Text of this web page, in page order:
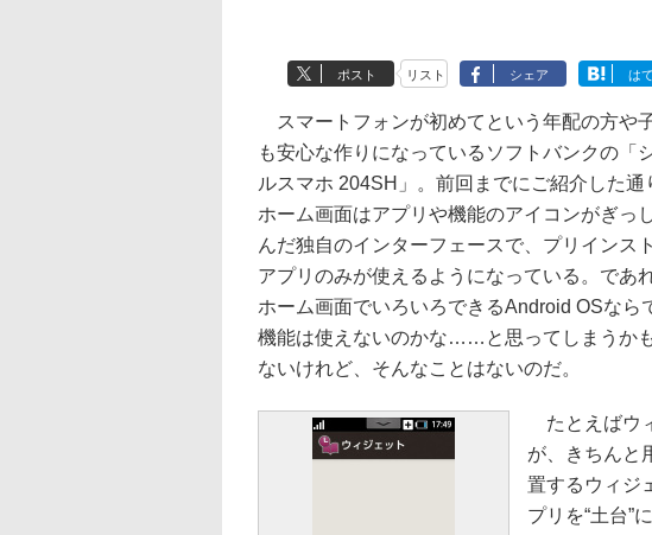
ポスト リスト シェア は
スマートフォンが初めてという年配の方や
も安心な作りになっているソフトバンクの「
ルスマホ 204SH」。前回までにご紹介した通
ホーム画面はアプリや機能のアイコンがぎっ
んだ独自のインターフェースで、プリインス
アプリのみが使えるようになっている。であれ
ホーム画面でいろいろできるAndroid OSなら
機能は使えないのかな……と思ってしまうか
ないけれど、そんなことはないのだ。
たとえばウ
が、きちんと
置するウィジ
プリを“土台”